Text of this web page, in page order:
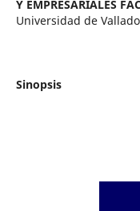
Y EMPRESARIALES
Universidad de
Sinopsis